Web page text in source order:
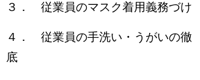
３． 従業員のマスク着用義務づけ
４． 従業員の手洗い・うがいの徹
底